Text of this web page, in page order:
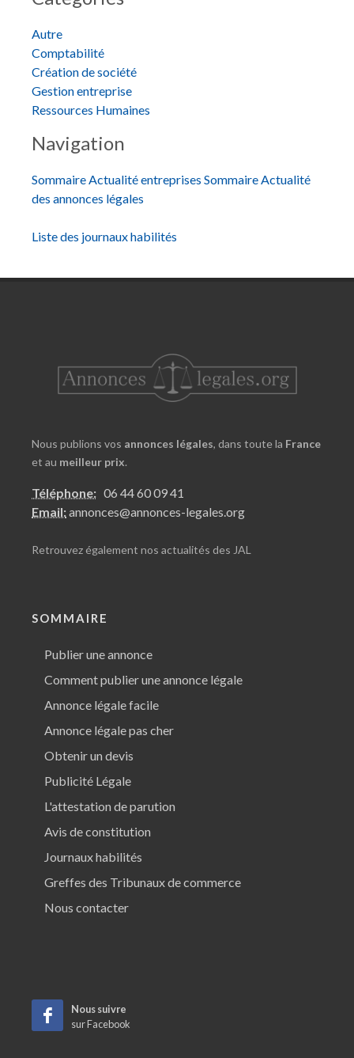
Autre
Comptabilité
Création de société
Gestion entreprise
Ressources Humaines
Navigation
Sommaire Actualité entreprises Sommaire Actualité
des annonces légales
Liste des journaux habilités
Nous publions vos annonces légales, dans toute la France
et au meilleur prix.
Téléphone: 06 44 60 09 41
Email:annonces@annonces-legales.org
Retrouvez également nos actualités des JAL
SOMMAIRE
Publier une annonce
Comment publier une annonce légale
Annonce légale facile
Annonce légale pas cher
Obtenir un devis
Publicité Légale
L'attestation de parution
Avis de constitution
Journaux habilités
Greffes des Tribunaux de commerce
Nous contacter
Nous suivre
sur Facebook